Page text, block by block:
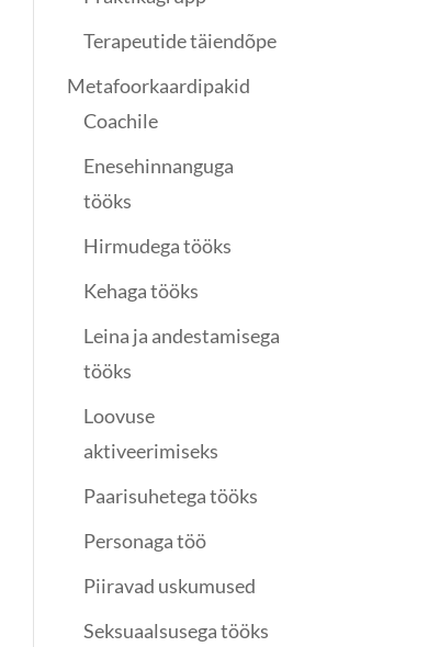
Terapeutide täiendõpe
Metafoorkaardipakid
Coachile
Enesehinnanguga
tööks
Hirmudega tööks
Kehaga tööks
Leina ja andestamisega
tööks
Loovuse
aktiveerimiseks
Paarisuhetega tööks
Personaga töö
Piiravad uskumused
Seksuaalsusega tööks